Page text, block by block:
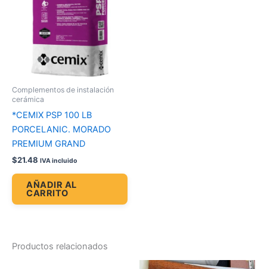
Complementos de instalación
cerámica
*CEMIX PSP 100 LB
PORCELANIC. MORADO
PREMIUM GRAND
$21.48 IVA incluido
AÑADIR AL
CARRITO
Productos relacionados